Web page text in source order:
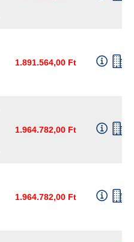
1.891.564,00 Ft
1.964.782,00 Ft
1.964.782,00 Ft